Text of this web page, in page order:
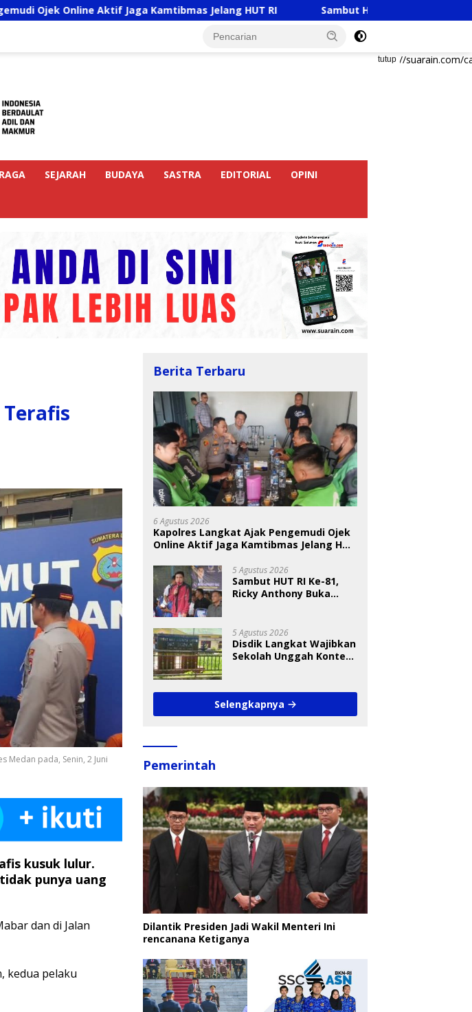
Jaga Kamtibmas Jelang HUT RI Sambut HUT RI Ke-81, Ricky Anthony Buka
tutup
https://suarain.com/
SEJARAH BUDAYA SASTRA EDITORIAL OPINI
Medan pada, Senin, 2 Juni
kusuk lulur.
punya uang
dan di Jalan
kedua pelaku
Berita Terbaru
6 Agustus 2026
Kapolres Langkat Ajak Pengemudi Ojek
Online Aktif Jaga Kamtibmas Jelang HUT
5 Agustus 2026
Sambut HUT RI Ke-81,
Ricky Anthony Buka
5 Agustus 2026
Disdik Langkat Wajibkan
Sekolah Unggah Konten
Data Anak
Selengkapnya
Pemerintah
Dilantik Presiden Jadi Wakil Menteri Ini
rencanana Ketiganya